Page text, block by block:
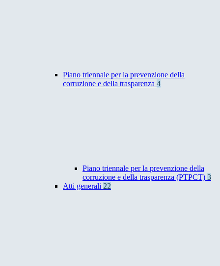
Piano triennale per la prevenzione della
corruzione e della trasparenza 4
Piano triennale per la prevenzione della
corruzione e della trasparenza (PTPCT) 3
Atti generali 22